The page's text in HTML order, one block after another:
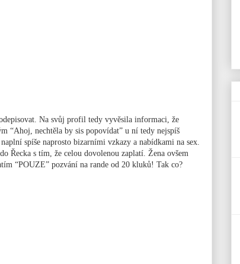
Na svůj profil tedy vyvěsila informaci, že
“Ahoj, nechtěla by sis popovídat” u ní tedy nejspíš
spíše naprosto bizarními vzkazy a nabídkami na sex.
Řecka s tím, že celou dovolenou zaplatí. Žena ovšem
“POUZE” pozvání na rande od 20 kluků! Tak co?